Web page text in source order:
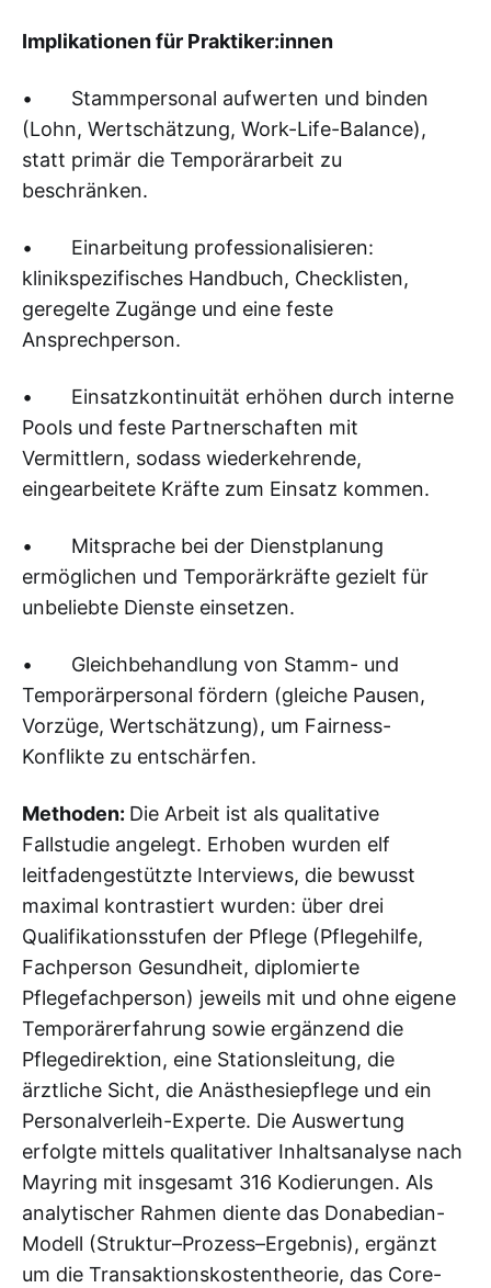
Implikationen für Praktiker:innen
• Stammpersonal aufwerten und binden
(Lohn, Wertschätzung, Work-Life-Balance),
statt primär die Temporärarbeit zu
beschränken.
• Einarbeitung professionalisieren:
klinikspezifisches Handbuch, Checklisten,
geregelte Zugänge und eine feste
Ansprechperson.
• Einsatzkontinuität erhöhen durch interne
Pools und feste Partnerschaften mit
Vermittlern, sodass wiederkehrende,
eingearbeitete Kräfte zum Einsatz kommen.
• Mitsprache bei der Dienstplanung
ermöglichen und Temporärkräfte gezielt für
unbeliebte Dienste einsetzen.
• Gleichbehandlung von Stamm- und
Temporärpersonal fördern (gleiche Pausen,
Vorzüge, Wertschätzung), um Fairness-
Konflikte zu entschärfen.
Methoden: Die Arbeit ist als qualitative
Fallstudie angelegt. Erhoben wurden elf
leitfadengestützte Interviews, die bewusst
maximal kontrastiert wurden: über drei
Qualifikationsstufen der Pflege (Pflegehilfe,
Fachperson Gesundheit, diplomierte
Pflegefachperson) jeweils mit und ohne eigene
Temporärerfahrung sowie ergänzend die
Pflegedirektion, eine Stationsleitung, die
ärztliche Sicht, die Anästhesiepflege und ein
Personalverleih-Experte. Die Auswertung
erfolgte mittels qualitativer Inhaltsanalyse nach
Mayring mit insgesamt 316 Kodierungen. Als
analytischer Rahmen diente das Donabedian-
Modell (Struktur–Prozess–Ergebnis), ergänzt
um die Transaktionskostentheorie, das Core-